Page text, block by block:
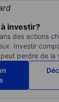
investir?
des actions
Investir
perdre de la